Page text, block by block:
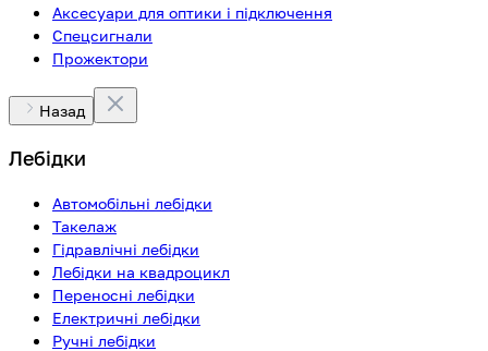
Аксесуари для оптики і підключення
Спецсигнали
Прожектори
Назад
Лебідки
Автомобільні лебідки
Такелаж
Гідравлічні лебідки
Лебідки на квадроцикл
Переносні лебідки
Електричні лебідки
Ручні лебідки